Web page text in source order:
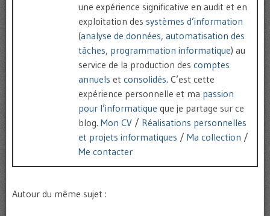
une expérience significative en audit et en
exploitation des systèmes d’information
(analyse de données, automatisation des
tâches, programmation informatique) au
service de la production des comptes
annuels et consolidés. C’est cette
expérience personnelle et ma passion
pour l’informatique que je partage sur ce
blog. Mon CV / Réalisations personnelles
et projets informatiques / Ma collection /
Me contacter
Autour du même sujet :